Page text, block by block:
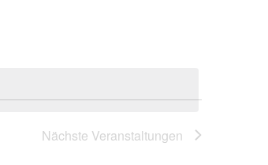
Nächste Veranstaltungen